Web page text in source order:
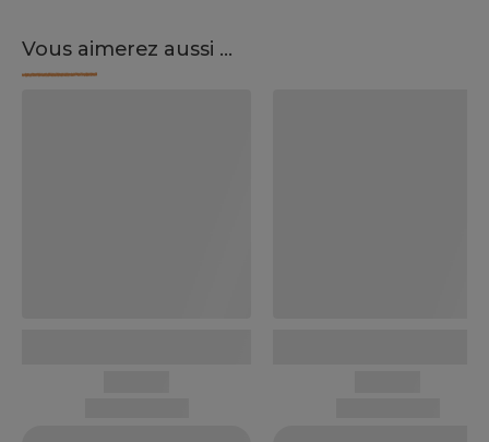
Vous aimerez aussi ...